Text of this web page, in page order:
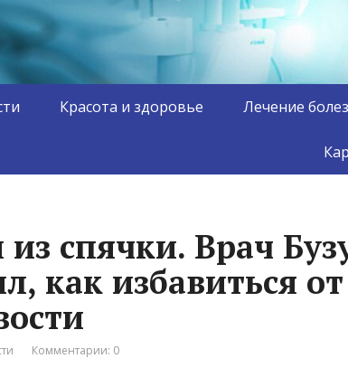
Красота и здоровье Лечение
спячки. Врач
как избавиться
Комментарии: 0